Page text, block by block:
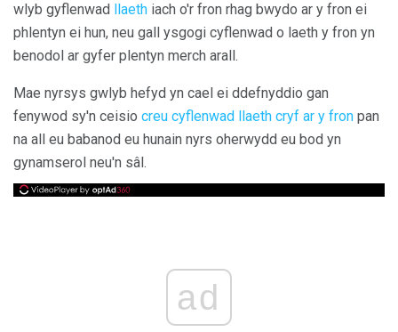
wlyb gyflenwad
llaeth iach o'r fron rhag bwydo ar y fron ei
phlentyn ei hun, neu gall ysgogi cyflenwad o laeth y fron yn
benodol ar gyfer plentyn merch arall.
Mae nyrsys gwlyb hefyd yn cael ei ddefnyddio gan
fenywod sy'n ceisio creu cyflenwad llaeth cryf ar y fron pan
na all eu babanod eu hunain nyrs oherwydd eu bod yn
gynamserol neu'n sâl.
ad